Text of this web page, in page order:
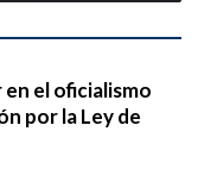
el oficialismo
por la Ley de